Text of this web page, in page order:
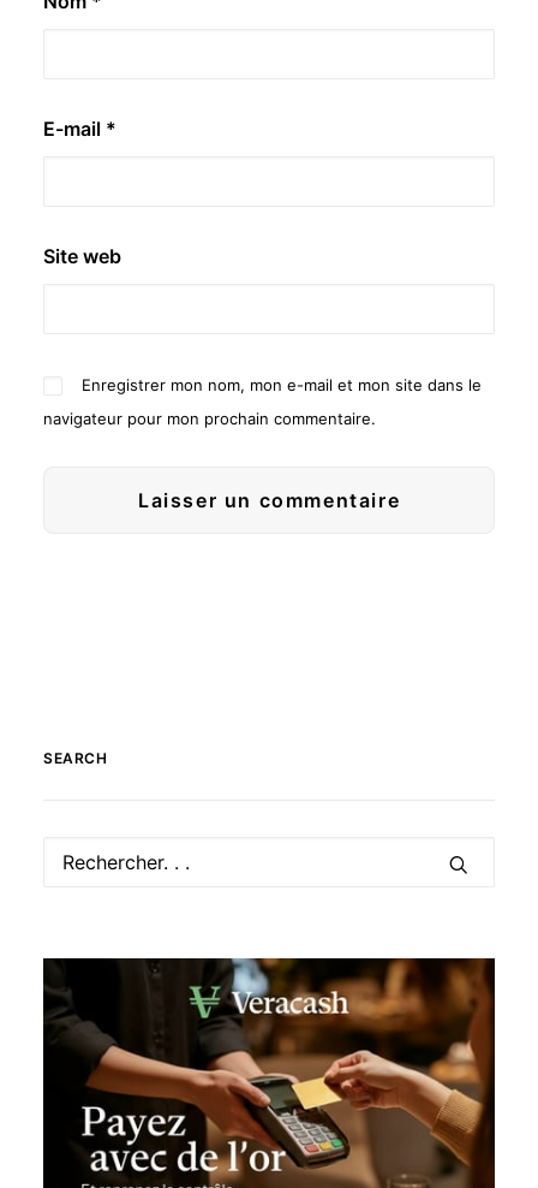
E-mail *
Site web
Enregistrer mon nom, mon e-mail et mon site dans le
navigateur pour mon prochain commentaire.
SEARCH